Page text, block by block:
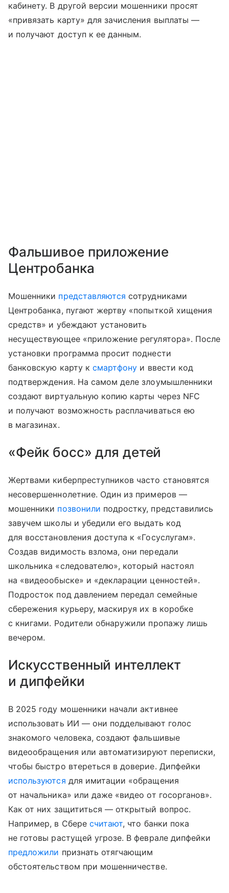
кабинету. В другой версии мошенники просят
«привязать карту» для зачисления выплаты —
и получают доступ к ее данным.
Фальшивое приложение
Центробанка
Мошенники представляются сотрудниками
Центробанка, пугают жертву «попыткой хищения
средств» и убеждают установить
несуществующее «приложение регулятора». После
установки программа просит поднести
банковскую карту к смартфону и ввести код
подтверждения. На самом деле злоумышленники
создают виртуальную копию карты через NFC
и получают возможность расплачиваться ею
в магазинах.
«Фейк босс» для детей
Жертвами киберпреступников часто становятся
несовершеннолетние. Один из примеров —
мошенники позвонили подростку, представились
завучем школы и убедили его выдать код
для восстановления доступа к «Госуслугам».
Создав видимость взлома, они передали
школьника «следователю», который настоял
на «видеообыске» и «декларации ценностей».
Подросток под давлением передал семейные
сбережения курьеру, маскируя их в коробке
с книгами. Родители обнаружили пропажу лишь
вечером.
Искусственный интеллект
и дипфейки
В 2025 году мошенники начали активнее
использовать ИИ — они подделывают голос
знакомого человека, создают фальшивые
видеообращения или автоматизируют переписки,
чтобы быстро втереться в доверие. Дипфейки
используются для имитации «обращения
от начальника» или даже «видео от госорганов».
Как от них защититься — открытый вопрос.
Например, в Сбере считают, что банки пока
не готовы растущей угрозе. В феврале дипфейки
предложили признать отягчающим
обстоятельством при мошенничестве.